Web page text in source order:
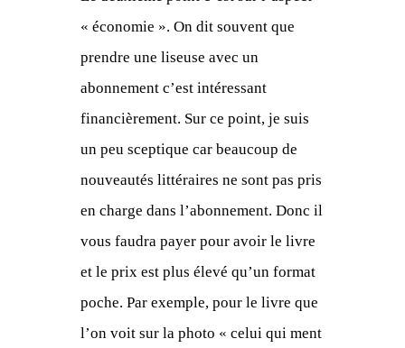
« économie ». On dit souvent que
prendre une liseuse avec un
abonnement c’est intéressant
financièrement. Sur ce point, je suis
un peu sceptique car beaucoup de
nouveautés littéraires ne sont pas pris
en charge dans l’abonnement. Donc il
vous faudra payer pour avoir le livre
et le prix est plus élevé qu’un format
poche. Par exemple, pour le livre que
l’on voit sur la photo « celui qui ment